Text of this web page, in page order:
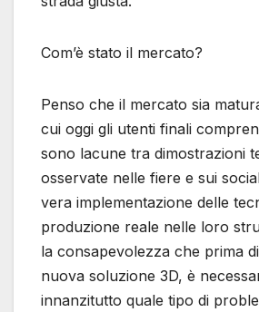
Com’è stato il mercato?
Penso che il mercato sia
cui oggi gli utenti finali
sono lacune tra dimostrazioni
osservate nelle fiere e sui
vera implementazione delle
produzione reale nelle loro
la consapevolezza che prima
nuova soluzione 3D, è
innanzitutto quale tipo di